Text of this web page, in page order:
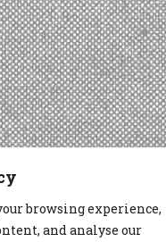
browsing experience,
and analyse our